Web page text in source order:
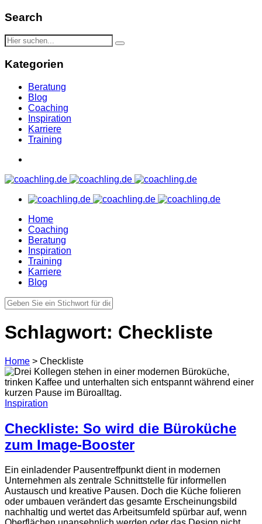
Search
Kategorien
Beratung
Blog
Coaching
Inspiration
Karriere
Training
Home
Coaching
Beratung
Inspiration
Training
Karriere
Blog
Schlagwort: Checkliste
Home > Checkliste
Inspiration
Checkliste: So wird die Büroküche
zum Image-Booster
Ein einladender Pausentreffpunkt dient in modernen
Unternehmen als zentrale Schnittstelle für informellen
Austausch und kreative Pausen. Doch die Küche folieren
oder umbauen verändert das gesamte Erscheinungsbild
nachhaltig und wertet das Arbeitsumfeld spürbar auf, wenn